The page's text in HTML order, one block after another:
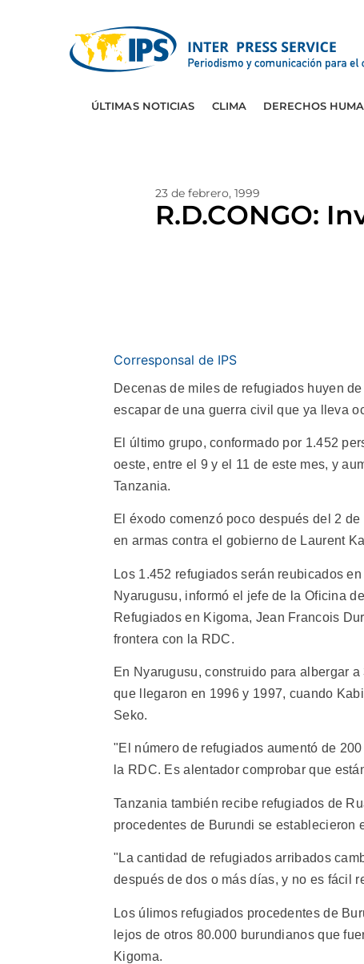
ÚLTIMAS NOTICIAS CLIMA DERECHOS
23 de febrero, 1999
R.D.CONGO:
Corresponsal de IPS
Decenas de miles de refugiados huyen
escapar de una guerra civil que ya lleva
El último grupo, conformado por 1.452
oeste, entre el 9 y el 11 de este mes, y
Tanzania.
El éxodo comenzó poco después del 2
en armas contra el gobierno de Laurent
Los 1.452 refugiados serán reubicados
Nyarugusu, informó el jefe de la Oficina
Refugiados en Kigoma, Jean Francois
frontera con la RDC.
En Nyarugusu, construido para albergar
que llegaron en 1996 y 1997, cuando
Seko.
"El número de refugiados aumentó de
la RDC. Es alentador comprobar que
Tanzania también recibe refugiados de
procedentes de Burundi se establecieron
"La cantidad de refugiados arribados
después de dos o más días, y no es fácil
Los úlimos refugiados procedentes de
lejos de otros 80.000 burundianos que
Kigoma.